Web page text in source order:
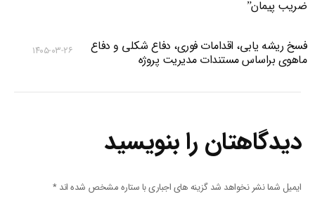
ضریب پیمان”
فسخ ریشه یابی، اقدامات فوری، دفاع شکلی و دفاع
ماهوی براساس مستندات مدیریت پروژه
۱۴۰۵-۰۳-۲۶
دیدگاهتان را بنویسید
ایمیل شما نشر نخواهد شد گزینه های اجباری با ستاره مشخص شده اند*